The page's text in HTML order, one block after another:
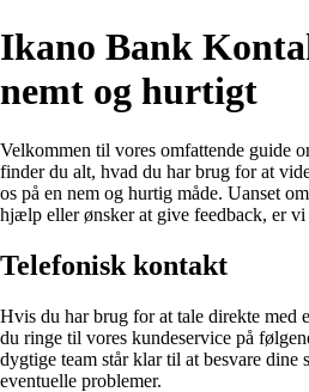
Ikano Bank
nemt og hurtigt
Velkommen til vores omfattende guide
finder du alt, hvad du har brug for at
os på en nem og hurtig måde. Uanset
hjælp eller ønsker at give feedback, er
Telefonisk kontakt
Hvis du har brug for at tale direkte med
du ringe til vores kundeservice på
dygtige team står klar til at besvare
eventuelle problemer.